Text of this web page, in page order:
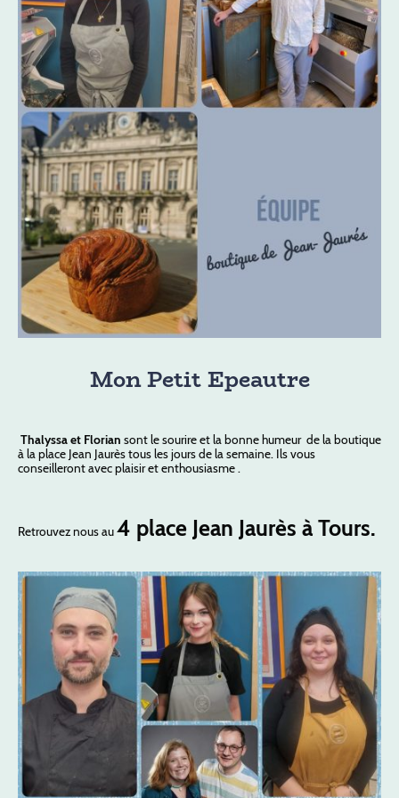
Mon Petit Epeautre
Thalyssa et Florian sont le sourire et la bonne humeur de la boutique
à la place Jean Jaurès tous les jours de la semaine. Ils vous
conseilleront avec plaisir et enthousiasme .
Retrouvez nous au4 place Jean Jaurès à Tours.